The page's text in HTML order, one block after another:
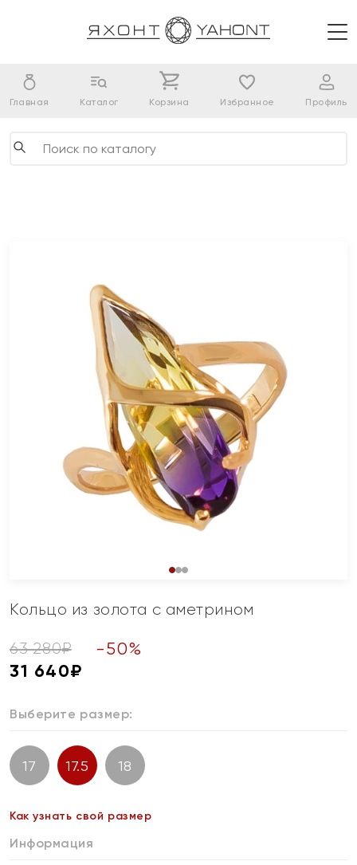
Главная Каталог Корзина Избранное Профиль
Кольцо из золота с аметрином
63 280₽ -50%
31 640₽
Выберите размер:
17 17.5 18
Как узнать свой размер
Информация